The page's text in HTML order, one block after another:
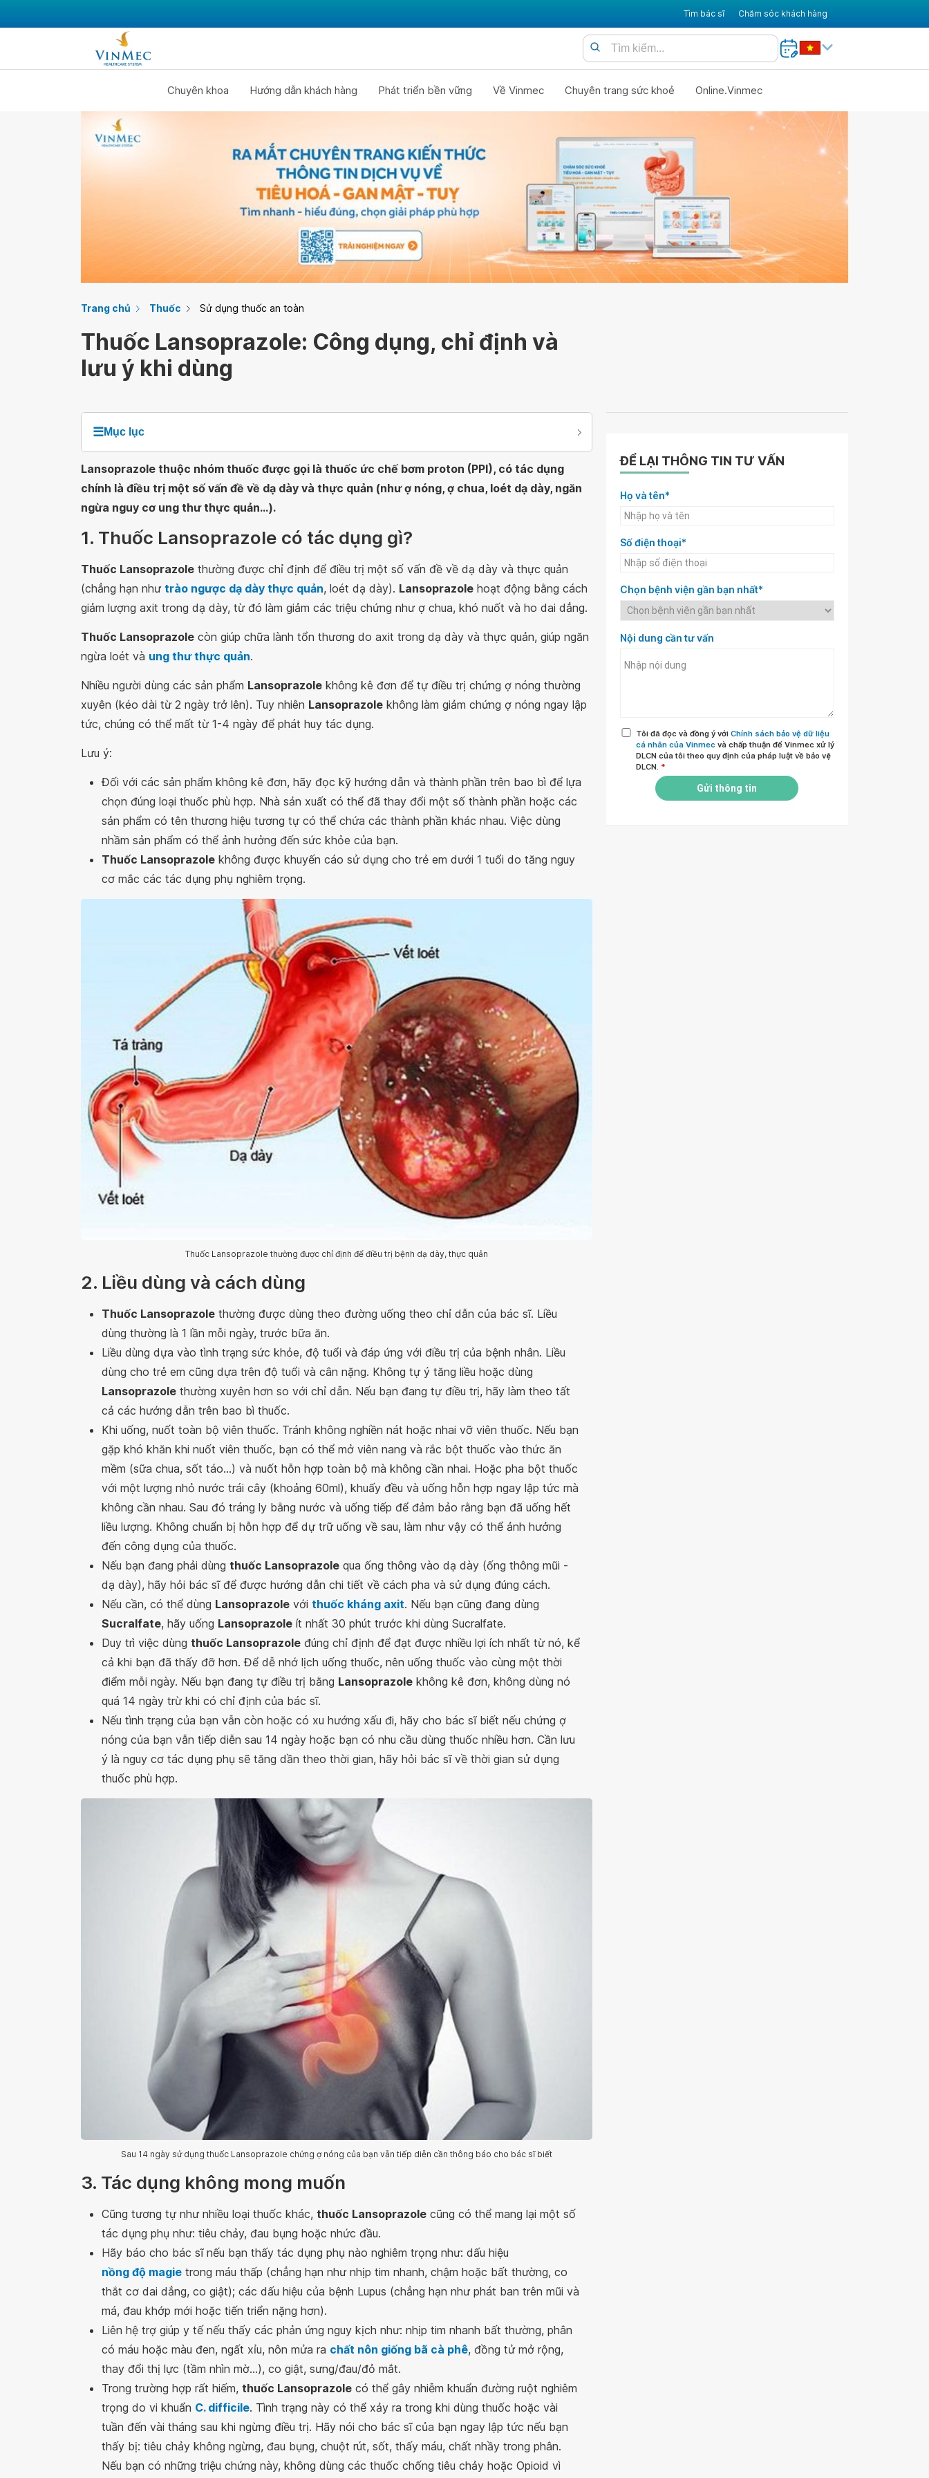
Tìm bác sĩ Chăm sóc khách hàng
Chuyên khoa Hướng dẫn khách hàng Phát triển bền vững Về Vinmec Chuyên trang sức khoẻ Online.Vinmec
Trang chủ Thuốc Sử dụng thuốc an toàn
Thuốc Lansoprazole: Công dụng, chỉ định và
lưu ý khi dùng
☰Mục lục
Lansoprazole thuộc nhóm thuốc được gọi là thuốc ức chế bơm proton (PPI), có tác dụng
chính là điều trị một số vấn đề về dạ dày và thực quản (như ợ nóng, ợ chua, loét dạ dày, ngăn
ngừa nguy cơ ung thư thực quản...).
1. Thuốc Lansoprazole có tác dụng gì?
Thuốc Lansoprazole thường được chỉ định để điều trị một số vấn đề về dạ dày và thực quản
(chẳng hạn như trào ngược dạ dày thực quản, loét dạ dày). Lansoprazole hoạt động bằng cách
giảm lượng axit trong dạ dày, từ đó làm giảm các triệu chứng như ợ chua, khó nuốt và ho dai dẳng.
Thuốc Lansoprazole còn giúp chữa lành tổn thương do axit trong dạ dày và thực quản, giúp ngăn
ngừa loét và ung thư thực quản.
Nhiều người dùng các sản phẩm Lansoprazole không kê đơn để tự điều trị chứng ợ nóng thường
xuyên (kéo dài từ 2 ngày trở lên). Tuy nhiên Lansoprazole không làm giảm chứng ợ nóng ngay lập
tức, chúng có thể mất từ 1-4 ngày để phát huy tác dụng.
Lưu ý:
Đối với các sản phẩm không kê đơn, hãy đọc kỹ hướng dẫn và thành phần trên bao bì để lựa
chọn đúng loại thuốc phù hợp. Nhà sản xuất có thể đã thay đổi một số thành phần hoặc các
sản phẩm có tên thương hiệu tương tự có thể chứa các thành phần khác nhau. Việc dùng
nhầm sản phẩm có thể ảnh hưởng đến sức khỏe của bạn.
Thuốc Lansoprazole không được khuyến cáo sử dụng cho trẻ em dưới 1 tuổi do tăng nguy
cơ mắc các tác dụng phụ nghiêm trọng.
Thuốc Lansoprazole thường được chỉ định để điều trị bệnh dạ dày, thực quản
2. Liều dùng và cách dùng
Thuốc Lansoprazole thường được dùng theo đường uống theo chỉ dẫn của bác sĩ. Liều
dùng thường là 1 lần mỗi ngày, trước bữa ăn.
Liều dùng dựa vào tình trạng sức khỏe, độ tuổi và đáp ứng với điều trị của bệnh nhân. Liều
dùng cho trẻ em cũng dựa trên độ tuổi và cân nặng. Không tự ý tăng liều hoặc dùng
Lansoprazole thường xuyên hơn so với chỉ dẫn. Nếu bạn đang tự điều trị, hãy làm theo tất
cả các hướng dẫn trên bao bì thuốc.
Khi uống, nuốt toàn bộ viên thuốc. Tránh không nghiền nát hoặc nhai vỡ viên thuốc. Nếu bạn
gặp khó khăn khi nuốt viên thuốc, bạn có thể mở viên nang và rắc bột thuốc vào thức ăn
mềm (sữa chua, sốt táo...) và nuốt hỗn hợp toàn bộ mà không cần nhai. Hoặc pha bột thuốc
với một lượng nhỏ nước trái cây (khoảng 60ml), khuấy đều và uống hỗn hợp ngay lập tức mà
không cần nhau. Sau đó tráng ly bằng nước và uống tiếp để đảm bảo rằng bạn đã uống hết
liều lượng. Không chuẩn bị hỗn hợp để dự trữ uống về sau, làm như vậy có thể ảnh hưởng
đến công dụng của thuốc.
Nếu bạn đang phải dùng thuốc Lansoprazole qua ống thông vào dạ dày (ống thông mũi -
dạ dày), hãy hỏi bác sĩ để được hướng dẫn chi tiết về cách pha và sử dụng đúng cách.
Nếu cần, có thể dùng Lansoprazole với thuốc kháng axit. Nếu bạn cũng đang dùng
Sucralfate, hãy uống Lansoprazole ít nhất 30 phút trước khi dùng Sucralfate.
Duy trì việc dùng thuốc Lansoprazole đúng chỉ định để đạt được nhiều lợi ích nhất từ nó, kể
cả khi bạn đã thấy đỡ hơn. Để dễ nhớ lịch uống thuốc, nên uống thuốc vào cùng một thời
điểm mỗi ngày. Nếu bạn đang tự điều trị bằng Lansoprazole không kê đơn, không dùng nó
quá 14 ngày trừ khi có chỉ định của bác sĩ.
Nếu tình trạng của bạn vẫn còn hoặc có xu hướng xấu đi, hãy cho bác sĩ biết nếu chứng ợ
nóng của bạn vẫn tiếp diễn sau 14 ngày hoặc bạn có nhu cầu dùng thuốc nhiều hơn. Cần lưu
ý là nguy cơ tác dụng phụ sẽ tăng dần theo thời gian, hãy hỏi bác sĩ về thời gian sử dụng
thuốc phù hợp.
Sau 14 ngày sử dụng thuốc Lansoprazole chứng ợ nóng của bạn vẫn tiếp diễn cần thông báo cho bác sĩ biết
3. Tác dụng không mong muốn
Cũng tương tự như nhiều loại thuốc khác, thuốc Lansoprazole cũng có thể mang lại một số
tác dụng phụ như: tiêu chảy, đau bụng hoặc nhức đầu.
Hãy báo cho bác sĩ nếu bạn thấy tác dụng phụ nào nghiêm trọng như: dấu hiệu
nồng độ magie trong máu thấp (chẳng hạn như nhịp tim nhanh, chậm hoặc bất thường, co
thắt cơ dai dẳng, co giật); các dấu hiệu của bệnh Lupus (chẳng hạn như phát ban trên mũi và
má, đau khớp mới hoặc tiến triển nặng hơn).
Liên hệ trợ giúp y tế nếu thấy các phản ứng nguy kịch như: nhịp tim nhanh bất thường, phân
có máu hoặc màu đen, ngất xỉu, nôn mửa ra chất nôn giống bã cà phê, đồng tử mở rộng,
thay đổi thị lực (tầm nhìn mờ...), co giật, sưng/đau/đỏ mắt.
Trong trường hợp rất hiếm, thuốc Lansoprazole có thể gây nhiễm khuẩn đường ruột nghiêm
trọng do vi khuẩn C. difficile. Tình trạng này có thể xảy ra trong khi dùng thuốc hoặc vài
tuần đến vài tháng sau khi ngừng điều trị. Hãy nói cho bác sĩ của bạn ngay lập tức nếu bạn
thấy bị: tiêu chảy không ngừng, đau bụng, chuột rút, sốt, thấy máu, chất nhầy trong phân.
Nếu bạn có những triệu chứng này, không dùng các thuốc chống tiêu chảy hoặc Opioid vì
ĐỂ LẠI THÔNG TIN TƯ VẤN
Họ và tên*
Số điện thoại*
Chọn bệnh viện gần bạn nhất*
Nội dung cần tư vấn
Tôi đã đọc và đồng ý với Chính sách bảo vệ dữ liệu
cá nhân của Vinmec và chấp thuận để Vinmec xử lý
DLCN của tôi theo quy định của pháp luật về bảo vệ
DLCN. *
Gửi thông tin